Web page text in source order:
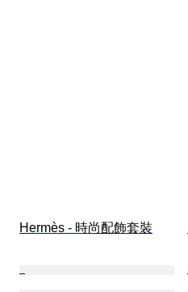
Hermès - 時尚配飾套裝